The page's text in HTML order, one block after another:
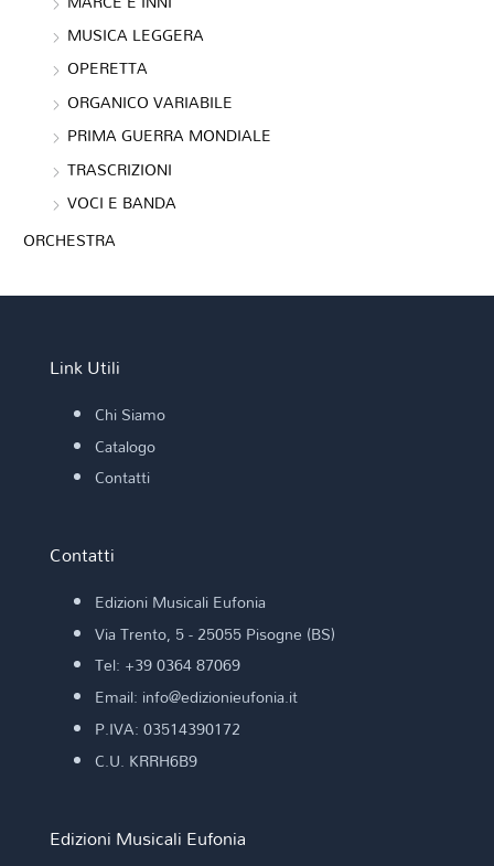
MUSICA LEGGERA
OPERETTA
ORGANICO VARIABILE
PRIMA GUERRA MONDIALE
TRASCRIZIONI
VOCI E BANDA
ORCHESTRA
Link Utili
Chi Siamo
Catalogo
Contatti
Contatti
Edizioni Musicali Eufonia
Via Trento, 5 - 25055 Pisogne (BS)
Tel: +39 0364 87069
Email: info@edizionieufonia.it
P.IVA: 03514390172
C.U. KRRH6B9
Edizioni Musicali Eufonia